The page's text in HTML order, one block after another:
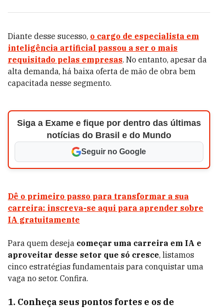
Diante desse sucesso, o cargo de especialista em
inteligência artificial passou a ser o mais
requisitado pelas empresas. No entanto, apesar da
alta demanda, há baixa oferta de mão de obra bem
capacitada nesse segmento.
Siga a Exame e fique por dentro das últimas
notícias do Brasil e do Mundo
Seguir no Google
Dê o primeiro passo para transformar a sua
carreira: inscreva-se aqui para aprender sobre
IA gratuitamente
Para quem deseja começar uma carreira em IA e
aproveitar desse setor que só cresce, listamos
cinco estratégias fundamentais para conquistar uma
vaga no setor. Confira.
1. Conheça seus pontos fortes e os de